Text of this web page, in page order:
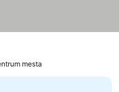
mesta